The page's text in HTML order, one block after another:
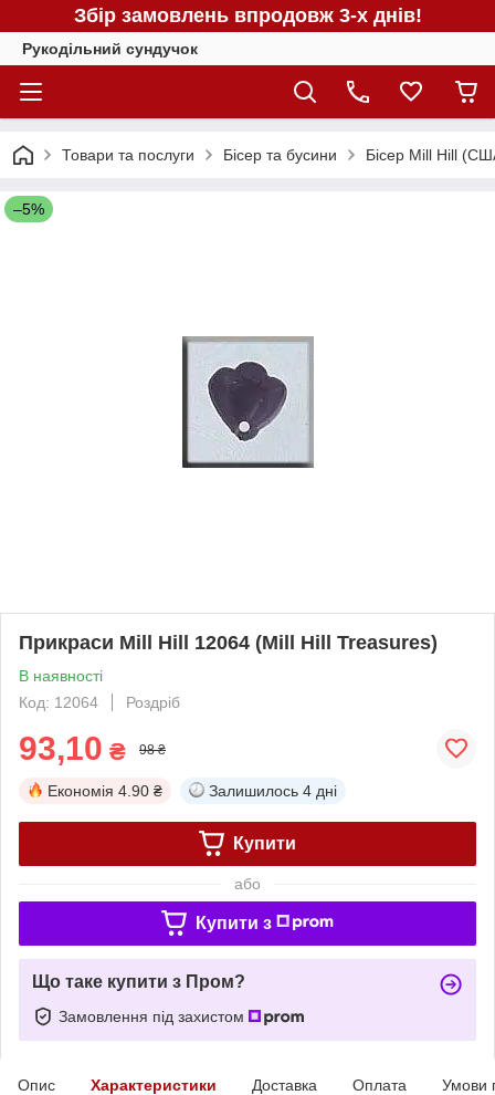
Збір замовлень впродовж 3-х днів!
Рукодільний сундучок
Товари та послуги Бісер та бусини Бісер Mill Hill
–5%
Прикраси Mill Hill 12064 (Mill Hill Treasures)
В наявності
Код: 12064
Роздріб
93,10 ₴ 98 ₴
Економія 4.90 ₴ Залишилось 4 дні
Купити
або
Купити з
Що таке купити з Пром?
Замовлення під захистом
Опис Характеристики Доставка Оплата Умови